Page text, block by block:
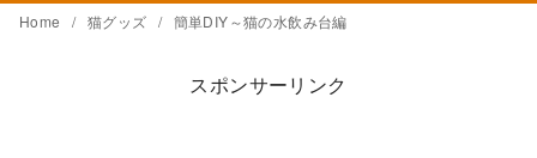
Home 猫グッズ 簡単DIY～猫の水飲み台編
スポンサーリンク